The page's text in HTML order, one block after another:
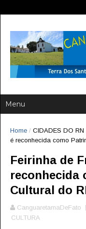
Home / CIDADES DO RN
é reconhecida como
Feirinha de
reconhecida
Cultural do
CanguaretamaDeFato
CULTURA